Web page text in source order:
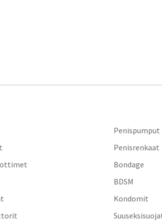
Penispumput
Penisrenkaat
Bondage
BDSM
Kondomit